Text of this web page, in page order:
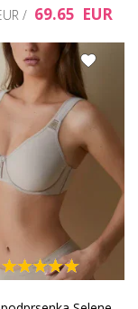
/ 69.65 EUR